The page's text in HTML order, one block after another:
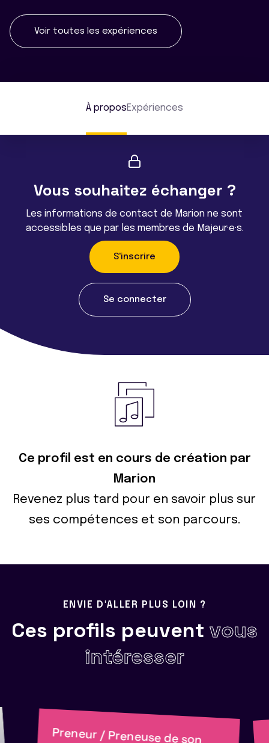
Voir toutes les expériences
À proposExpériences
Vous souhaitez échanger ?
Les informations de contact de Marion ne sont
accessibles que par les membres de Majeur·e·s.
S'inscrire
Se connecter
Ce profil est en cours de création par
Marion
Revenez plus tard pour en savoir plus sur
ses compétences et son parcours.
ENVIE D'ALLER PLUS LOIN ?
Ces profils peuvent vous
intéresser
Preneur / Preneuse de son